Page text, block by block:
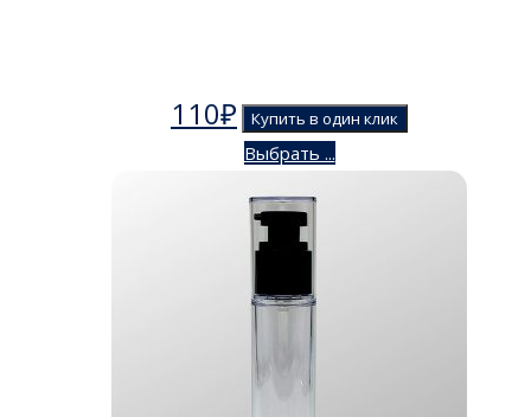
110₽ Купить в один клик
Выбрать ...